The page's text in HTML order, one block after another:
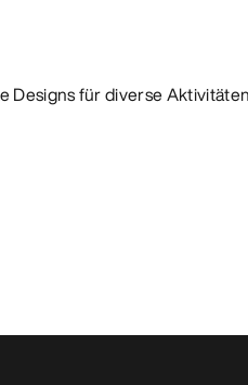
Designs für diverse